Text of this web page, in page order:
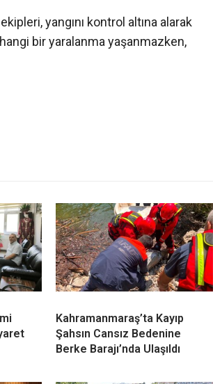
yangını kontrol altına alarak
bir yaralanma yaşanmazken,
Kahramanmaraş’ta Kayıp
Şahsın Cansız Bedenine
Berke Barajı’nda Ulaşıldı